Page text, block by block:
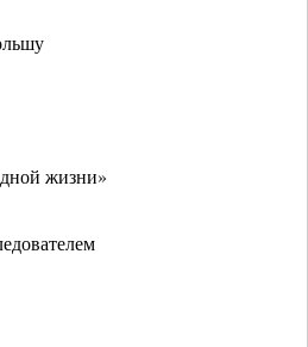
жизни»